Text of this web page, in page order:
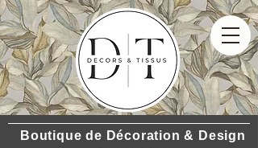
Boutique de Décoration & Design